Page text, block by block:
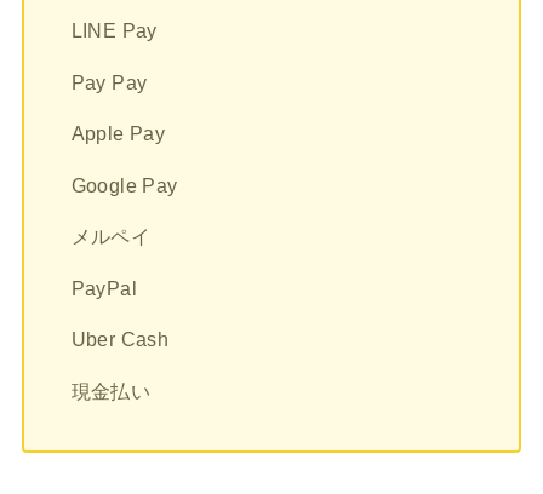
LINE Pay
Pay Pay
Apple Pay
Google Pay
メルペイ
PayPal
Uber Cash
現金払い